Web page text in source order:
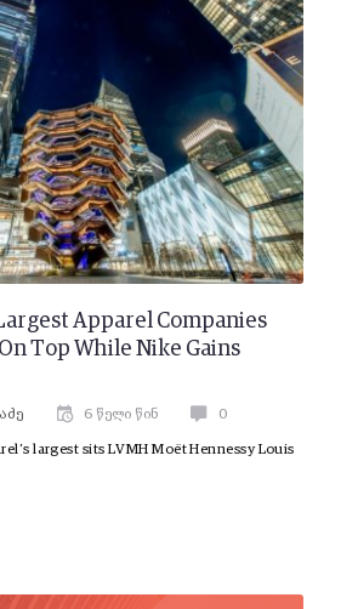
Apparel Companies
Top While Nike Gains
6 წელი წინ 0
largest sits LVMH Moët Hennessy Louis